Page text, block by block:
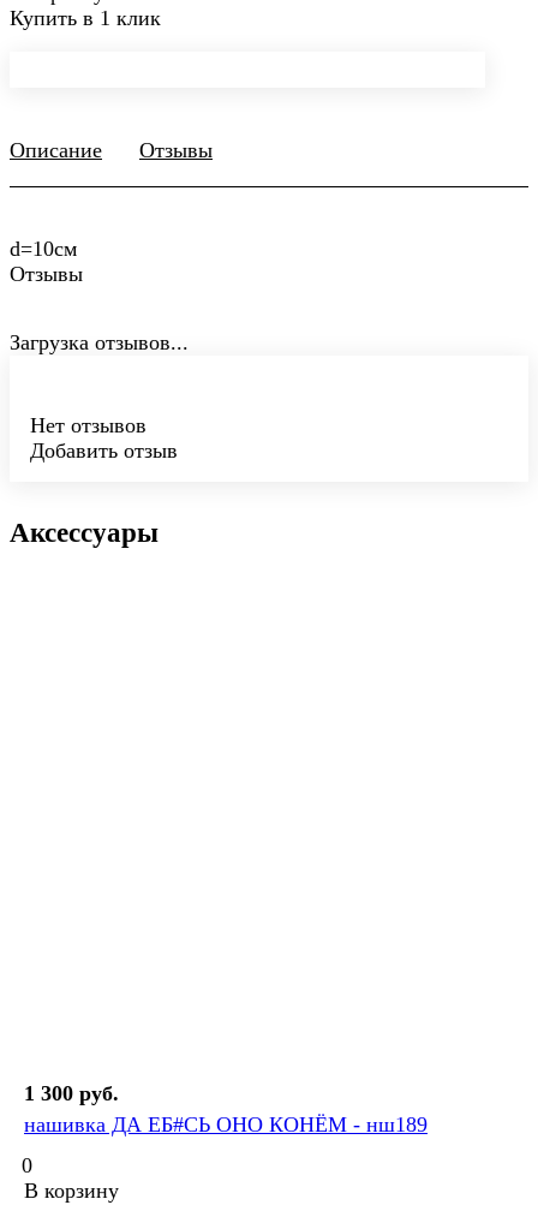
Купить в 1 клик
Описание Отзывы
d=10см
Отзывы
Загрузка отзывов...
Нет отзывов
Добавить отзыв
Аксессуары
1 300 руб.
нашивка ДА ЕБ#СЬ ОНО КОНЁМ - нш189
0
В корзину